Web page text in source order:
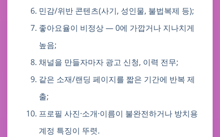
민감/위반 콘텐츠(사기, 성인물, 불법복제 등);
좋아요율이 비정상 — 0에 가깝거나 지나치게
높음;
채널을 만들자마자 광고 신청, 이력 전무;
같은 소재/랜딩 페이지를 짧은 기간에 반복 제
출;
프로필 사진·소개·이름이 불완전하거나 방치용
계정 특징이 뚜렷.